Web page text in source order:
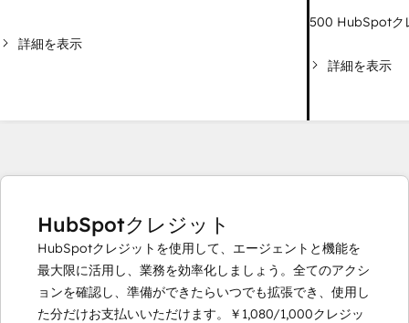
詳細を表示
500 HubSpotク
詳細を表示
HubSpotクレジット
HubSpotクレジットを使用して、エージェントと機能を
最大限に活用し、業務を効率化しましょう。全てのアクシ
ョンを確認し、準備ができたらいつでも拡張でき、使用し
た分だけお支払いいただけます。
￥1,080/1,000クレジッ